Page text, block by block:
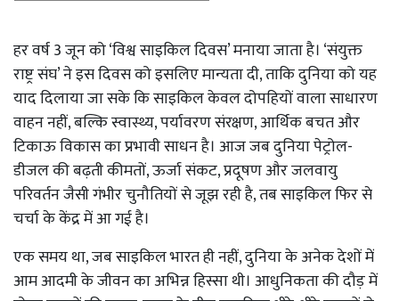
हर वर्ष 3 जून को ‘विश्व साइकिल दिवस’ मनाया जाता है। ‘संयुक्त
राष्ट्र संघ’ ने इस दिवस को इसलिए मान्यता दी, ताकि दुनिया को यह
याद दिलाया जा सके कि साइकिल केवल दोपहियों वाला साधारण
वाहन नहीं, बल्कि स्वास्थ्य, पर्यावरण संरक्षण, आर्थिक बचत और
टिकाऊ विकास का प्रभावी साधन है। आज जब दुनिया पेट्रोल-
डीजल की बढ़ती कीमतों, ऊर्जा संकट, प्रदूषण और जलवायु
परिवर्तन जैसी गंभीर चुनौतियों से जूझ रही है, तब साइकिल फिर से
चर्चा के केंद्र में आ गई है।
एक समय था, जब साइकिल भारत ही नहीं, दुनिया के अनेक देशों में
आम आदमी के जीवन का अभिन्न हिस्सा थी। आधुनिकता की दौड़ में